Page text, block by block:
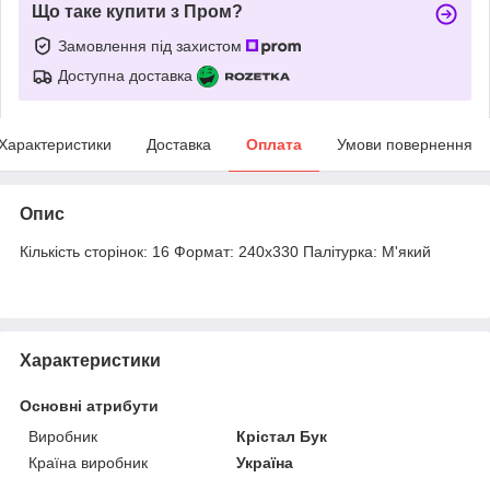
Що таке купити з Пром?
Замовлення під захистом
Доступна доставка
Доставка Оплата Умови повернення
Опис
Кількість сторінок: 16 Формат: 240х330 Палітурка: М'який
Характеристики
Основні атрибути
Виробник
Крістал Бук
Країна виробник
Україна